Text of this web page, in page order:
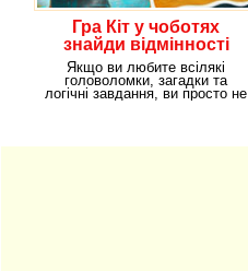
Гра Кіт у чоботях
знайди відмінності
Якщо ви любите всілякі
головоломки, загадки та
логічні завдання, ви просто не